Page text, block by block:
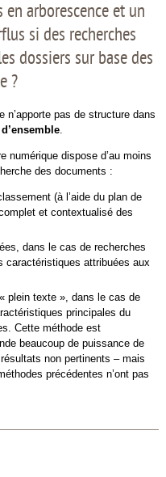
arborescence et un
si des recherches
dossiers sur base des
?
n’apporte pas de structure dans
.
numérique dispose d’au moins
des documents :
(à l’aide du plan de
et contextualisé des
dans le cas de recherches
caractéristiques attribuées aux
plein texte », dans le cas de
principales du
Cette méthode est
beaucoup de puissance de
non pertinents – mais
précédentes n’ont pas